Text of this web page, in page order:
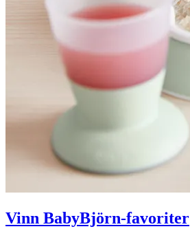
Vinn BabyBjörn-favoriter